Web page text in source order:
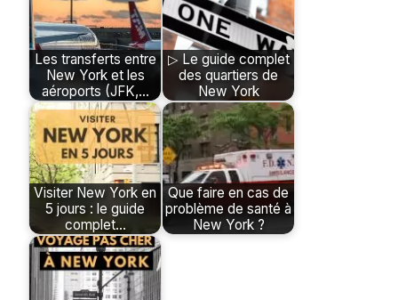
Les transferts entre
New York et les
aéroports (JFK,…
▷ Le guide complet
des quartiers de
New York
Visiter New York en
5 jours : le guide
complet…
Que faire en cas de
problème de santé à
New York ?